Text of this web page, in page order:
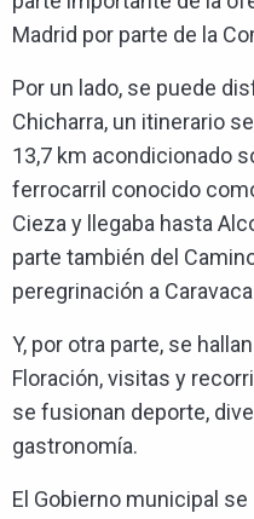
Madrid por parte de la
Por un lado, se puede
Chicharra, un itinerario
13,7 km acondicionado
ferrocarril conocido
Cieza y llegaba hasta
parte también del
peregrinación a
Y, por otra parte, se
Floración, visitas y
se fusionan deporte,
gastronomía.
El Gobierno municipal